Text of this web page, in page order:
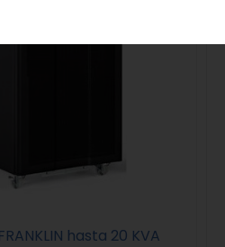
hasta 20 KVA